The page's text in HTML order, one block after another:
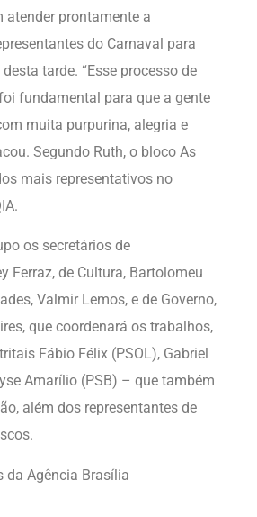
atender prontamente a
do Carnaval para
tarde. “Esse processo de
fundamental para que a gente
muita purpurina, alegria e
Segundo Ruth, o bloco As
mais representativos no
os secretários de
Ferraz, de Cultura, Bartolomeu
Valmir Lemos, e de Governo,
que coordenará os trabalhos,
Fábio Félix (PSOL), Gabriel
Amarílio (PSB) – que também
além dos representantes de
da Agência Brasília